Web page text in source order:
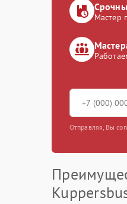
Мастер
Отправляя, Вы